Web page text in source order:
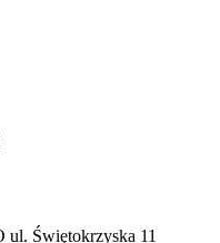
Świętokrzyska 11